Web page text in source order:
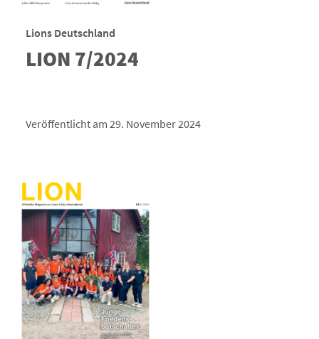
Lions Deutschland
LION 7/2024
Veröffentlicht am 29. November 2024